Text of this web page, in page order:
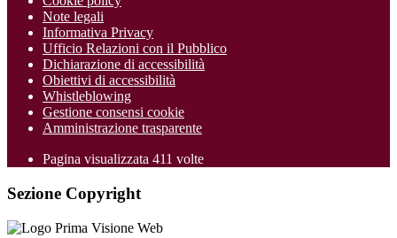
Note legali
Informativa Privacy
Ufficio Relazioni con il Pubblico
Dichiarazione di accessibilità
Obiettivi di accessibilità
Whistleblowing
Gestione consensi cookie
Amministrazione trasparente
Pagina visualizzata 411 volte
Sezione Copyright